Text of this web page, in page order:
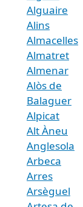
Alguaire
Alins
Almacelles
Almatret
Almenar
Alòs de
Balaguer
Alpicat
Alt Àneu
Anglesola
Arbeca
Arres
Arsèguel